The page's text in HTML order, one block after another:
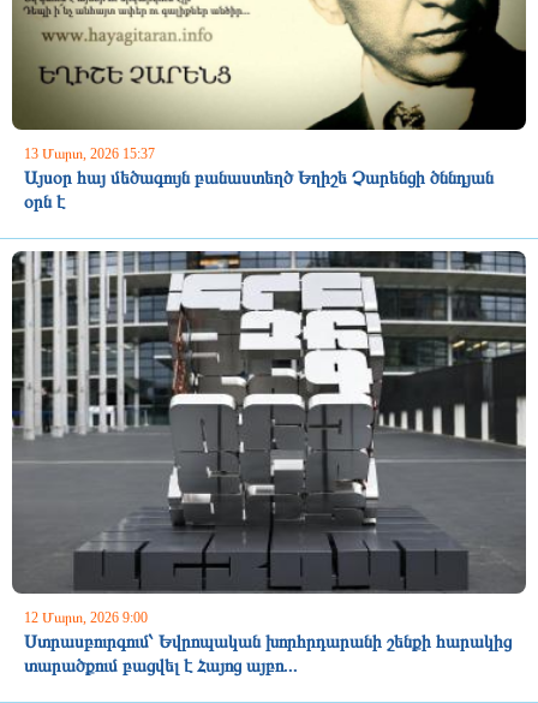
13 Մարտ, 2026 15:37
Այսօր հայ մեծագույն բանաստեղծ Եղիշե Չարենցի ծննդյան
օրն է
12 Մարտ, 2026 9:00
Ստրասբուրգում՝ Եվրոպական խորհրդարանի շենքի հարակից
տարածքում բացվել է Հայոց այբո...